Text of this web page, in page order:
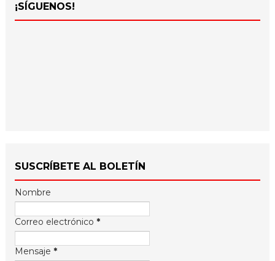
¡SÍGUENOS!
SUSCRÍBETE AL BOLETÍN
Nombre
Correo electrónico *
Mensaje *